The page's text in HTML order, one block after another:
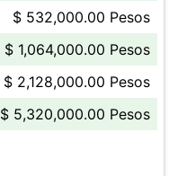
$ 532,000.00 Pesos
$ 1,064,000.00 Pesos
$ 2,128,000.00 Pesos
$ 5,320,000.00 Pesos